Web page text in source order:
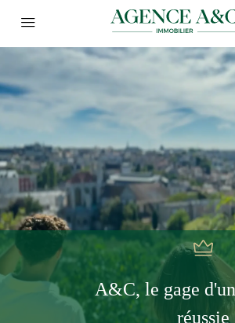
A&C, le gage
réussie